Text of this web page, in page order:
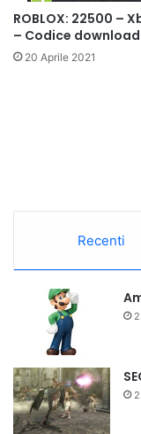
ROBLOX: 22500 –
– Codice download
20 Aprile 2021
Recenti